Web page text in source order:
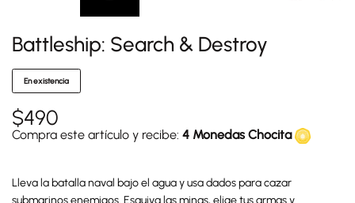
Battleship: Search & Destroy
En existencia
$490
Compra este artículo y recibe: 4 Monedas Chocita
Lleva la batalla naval bajo el agua y usa dados para cazar
submarinos enemigos. Esquiva las minas, elige tus armas y